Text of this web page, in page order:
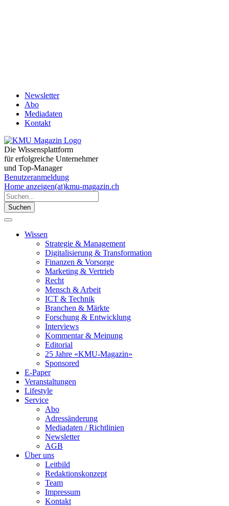
Newsletter
Abo
Mediadaten
Kontakt
Die Wissensplattform
für erfolgreiche Unternehmer
und Top-Manager
Benutzeranmeldung
Home anzeigen(at)kmu-magazin.ch
Wissen
Strategie & Management
Digitalisierung & Transformation
Finanzen & Vorsorge
Marketing & Vertrieb
Recht
Mensch & Arbeit
ICT & Technik
Branchen & Märkte
Forschung & Entwicklung
Interviews
Kommentar & Meinung
Editorial
25 Jahre «KMU-Magazin»
Sponsored
E-Paper
Veranstaltungen
Lifestyle
Service
Abo
Adressänderung
Mediadaten / Richtlinien
Newsletter
AGB
Über uns
Leitbild
Redaktionskonzept
Team
Impressum
Kontakt